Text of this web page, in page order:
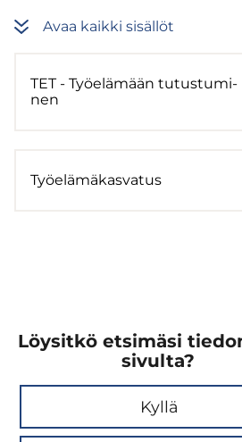
Avaa kaik­ki si­säl­löt
TET - Työ­elä­mään tu­tus­tu­mi­
nen
Työ­elä­mä­kas­va­tus
Löysitkö etsimäsi
sivulta?
Kyllä